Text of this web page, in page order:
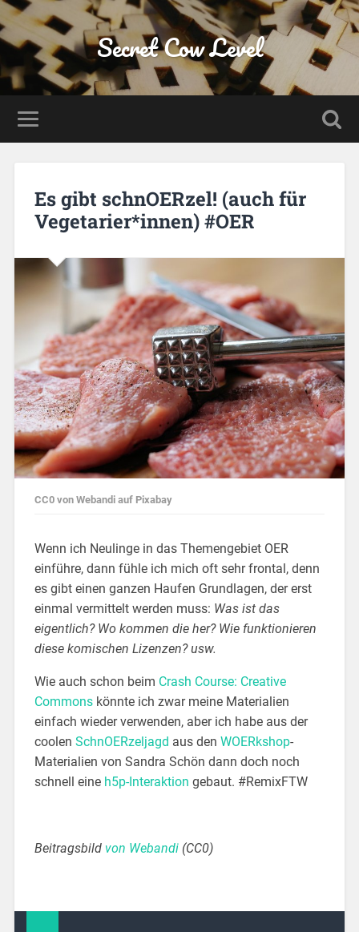
Secret Cow Level
Es gibt schnOERzel! (auch für
Vegetarier*innen) #OER
CC0 von Webandi auf Pixabay
Wenn ich Neulinge in das Themengebiet OER
einführe, dann fühle ich mich oft sehr frontal, denn
es gibt einen ganzen Haufen Grundlagen, der erst
einmal vermittelt werden muss: Was ist das
eigentlich? Wo kommen die her? Wie funktionieren
diese komischen Lizenzen? usw.
Wie auch schon beim Crash Course: Creative
Commonskönnte ich zwar meine Materialien
einfach wieder verwenden, aber ich habe aus der
coolen SchnOERzeljagd aus den WOERkshop-
Materialien von Sandra Schön dann doch noch
schnell eine h5p-Interaktion gebaut. #RemixFTW
Beitragsbild von Webandi(CC0)